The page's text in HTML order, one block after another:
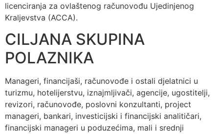
licenciranja za ovlaštenog računovođu Ujedinjenog
Kraljevstva (ACCA).
CILJANA SKUPINA
POLAZNIKA
Manageri, financijaši, računovođe i ostali djelatnici u
turizmu, hotelijerstvu, iznajmljivači, agencije, ugostitelji,
revizori, računovođe, poslovni konzultanti, project
manageri, bankari, investicijski i financijski analitičari,
financijski manageri u poduzećima, mali i srednji